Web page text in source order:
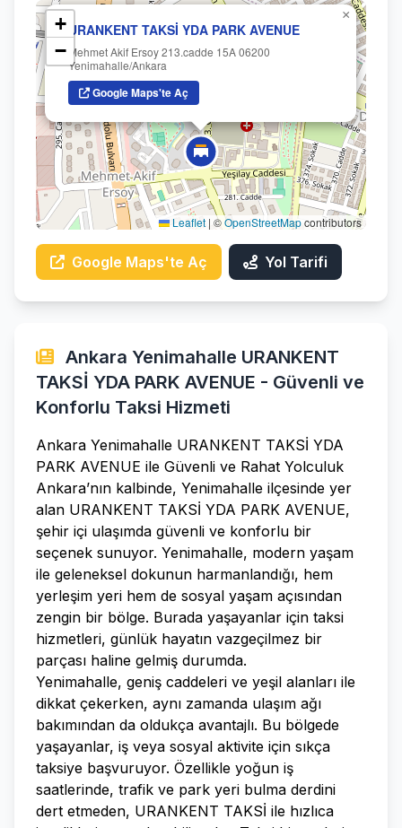
URANKENT TAKSİ YDA PARK AVENUE
Mehmet Akif Ersoy 213.cadde 15A 06200
Yenimahalle/Ankara
Google Maps'te Aç
×
+
−
Leaflet | ©OpenStreetMapcontributors
Google Maps'te Aç Yol Tarifi
Ankara Yenimahalle URANKENT
TAKSİ YDA PARK AVENUE - Güvenli ve
Konforlu Taksi Hizmeti
Ankara Yenimahalle URANKENT TAKSİ YDA
PARK AVENUE ile Güvenli ve Rahat Yolculuk
Ankara’nın kalbinde, Yenimahalle ilçesinde yer
alan URANKENT TAKSİ YDA PARK AVENUE,
şehir içi ulaşımda güvenli ve konforlu bir
seçenek sunuyor. Yenimahalle, modern yaşam
ile geleneksel dokunun harmanlandığı, hem
yerleşim yeri hem de sosyal yaşam açısından
zengin bir bölge. Burada yaşayanlar için taksi
hizmetleri, günlük hayatın vazgeçilmez bir
parçası haline gelmiş durumda.
Yenimahalle, geniş caddeleri ve yeşil alanları ile
dikkat çekerken, aynı zamanda ulaşım ağı
bakımından da oldukça avantajlı. Bu bölgede
yaşayanlar, iş veya sosyal aktivite için sıkça
taksiye başvuruyor. Özellikle yoğun iş
saatlerinde, trafik ve park yeri bulma derdini
dert etmeden, URANKENT TAKSİ ile hızlıca